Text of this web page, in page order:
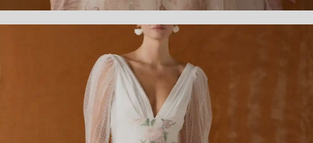
REBECCA